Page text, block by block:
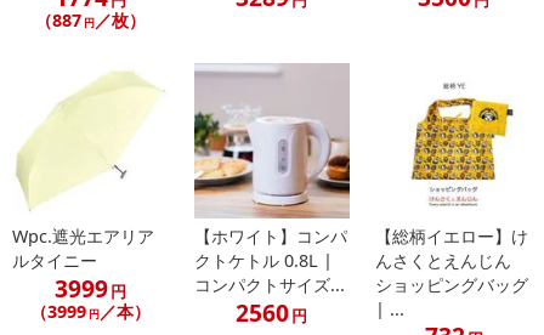
・商品サイズ：（約）全長：80cm / 親骨の長さ：61cm
・傘を開く際は、2〜3回軽く振って生地をほぐしてから開いて下
さい。無理に開こうとすると、生地が絡み骨折れの原因となりま
す。
・本製品には尖った部分があります。周りの人やものにあたらな
いよう、周囲の安全を確認してからご使用ください。
・本製品の手元や骨が折れたりした場合には、怪我や事故になる
恐れがあるため、使用を中止してください。
・ハンドクリームや日焼け止めクリーム等が、本製品の生地・手
元等の色落ちの原因になる場合があります。
・ご使用後は、本製品を陰干しして乾いてからおしまいくださ
【イエロー・2枚セ
デリケートなお肌を
／枚）
から23cm）】折り
3289円 3500円